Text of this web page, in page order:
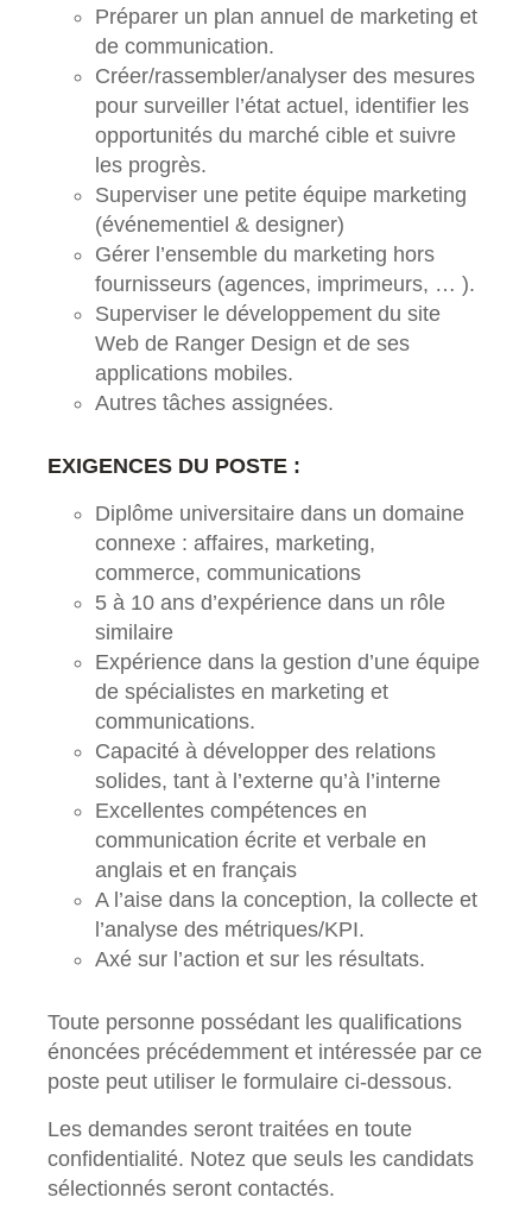
Préparer un plan annuel de marketing et
de communication.
Créer/rassembler/analyser des mesures
pour surveiller l’état actuel, identifier les
opportunités du marché cible et suivre
les progrès.
Superviser une petite équipe marketing
(événementiel & designer)
Gérer l’ensemble du marketing hors
fournisseurs (agences, imprimeurs, … ).
Superviser le développement du site
Web de Ranger Design et de ses
applications mobiles.
Autres tâches assignées.
EXIGENCES DU POSTE :
Diplôme universitaire dans un domaine
connexe : affaires, marketing,
commerce, communications
5 à 10 ans d’expérience dans un rôle
similaire
Expérience dans la gestion d’une équipe
de spécialistes en marketing et
communications.
Capacité à développer des relations
solides, tant à l’externe qu’à l’interne
Excellentes compétences en
communication écrite et verbale en
anglais et en français
A l’aise dans la conception, la collecte et
l’analyse des métriques/KPI.
Axé sur l’action et sur les résultats.
Toute personne possédant les qualifications
énoncées précédemment et intéressée par ce
poste peut utiliser le formulaire ci-dessous.
Les demandes seront traitées en toute
confidentialité. Notez que seuls les candidats
sélectionnés seront contactés.